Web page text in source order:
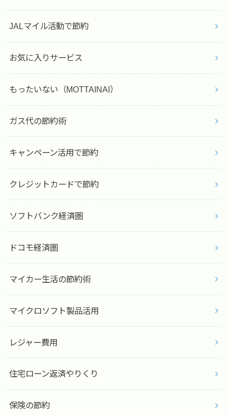
JALマイル活動で節約
お気に入りサービス
もったいない（MOTTAINAI）
ガス代の節約術
キャンペーン活用で節約
クレジットカードで節約
ソフトバンク経済圏
ドコモ経済圏
マイカー生活の節約術
マイクロソフト製品活用
レジャー費用
住宅ローン返済やりくり
保険の節約